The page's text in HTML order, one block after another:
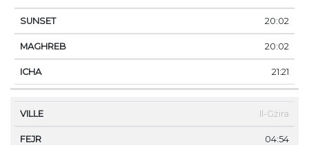
20:02
20:02
21:21
Il-Gżira
04:54